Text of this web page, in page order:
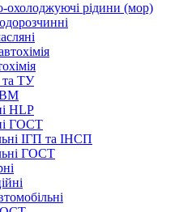
охолоджуючі рідини (мор)
ТУ
ВМ
HLP
ГОСТ
ІГП та ІНСП
ГОСТ